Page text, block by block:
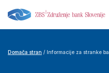
Domača stran / Informacije za stranke